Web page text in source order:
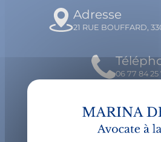
Adresse
21 RUE BOUFFARD,
06 77 84 25
Email